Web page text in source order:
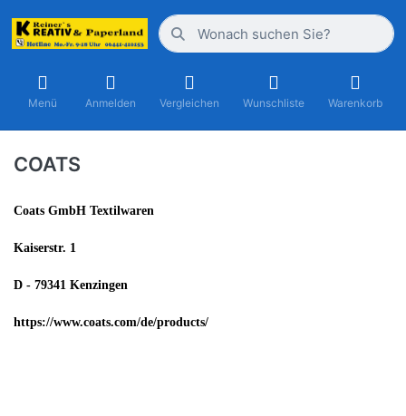
Menü Anmelden Vergleichen Wunschliste Warenkorb
COATS
Coats GmbH Textilwaren
Kaiserstr. 1
D - 79341 Kenzingen
https://www.coats.com/de/products/